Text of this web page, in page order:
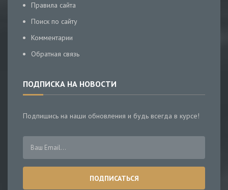
Правила сайта
Поиск по сайту
Комментарии
Обратная связь
ПОДПИСКА НА НОВОСТИ
Подпишись на наши обновления и будь всегда в курсе!